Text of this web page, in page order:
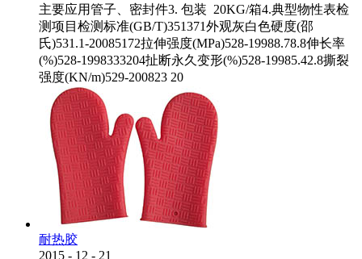
主要应用管子、密封件3. 包装 20KG/箱4.典型物性表检
测项目检测标准(GB/T)351371外观灰白色硬度(邵
氏)531.1-20085172拉伸强度(MPa)528-19988.78.8伸长率
(%)528-1998333204扯断永久变形(%)528-19985.42.8撕裂
强度(KN/m)529-200823 20
耐热胶
2015 - 12 - 21